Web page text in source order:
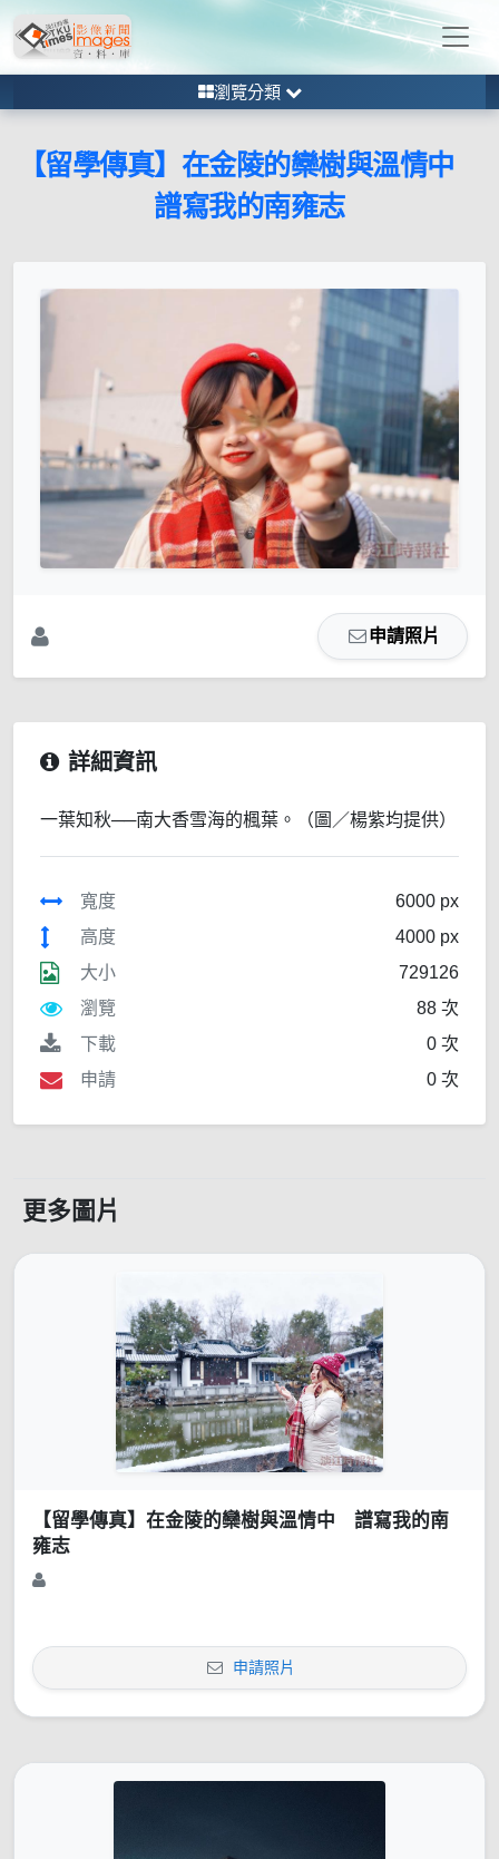
瀏覽分類
【留學傳真】在金陵的欒樹與溫情中
譜寫我的南雍志
申請照片
詳細資訊
一葉知秋──南大香雪海的楓葉。（圖／楊紫均提供）
寬度
6000 px
高度
4000 px
大小
729126
瀏覽
88 次
下載
0 次
申請
0 次
更多圖片
【留學傳真】在金陵的欒樹與溫情中 譜寫我的南
雍志
申請照片